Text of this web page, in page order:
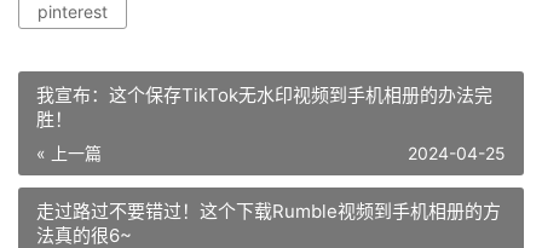
pinterest
我宣布：这个保存TikTok无水印视频到手机相册的办法完
胜！
« 上一篇 2024-04-25
走过路过不要错过！这个下载Rumble视频到手机相册的方
法真的很6~